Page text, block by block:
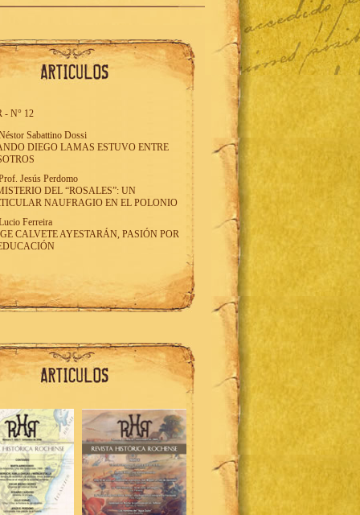
- N° 12
Sabattino Dossi
DIEGO LAMAS ESTUVO ENTRE
Jesús Perdomo
DEL “ROSALES”: UN
NAUFRAGIO EN EL POLONIO
Ferreira
CALVETE AYESTARÁN, PASIÓN POR